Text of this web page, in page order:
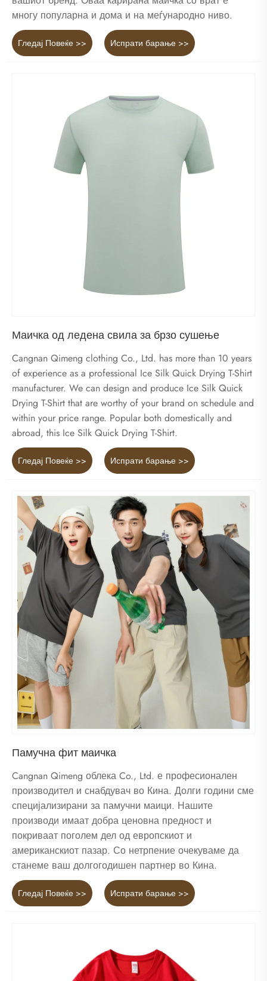
многу популарна и дома и на меѓународно ниво.
Гледај Повеќе >> Испрати барање >>
Маичка од ледена свила за брзо сушење
Cangnan Qimeng clothing Co., Ltd. has more than 10 years
of experience as a professional Ice Silk Quick Drying T-Shirt
manufacturer. We can design and produce Ice Silk Quick
Drying T-Shirt that are worthy of your brand on schedule and
within your price range. Popular both domestically and
abroad, this Ice Silk Quick Drying T-Shirt.
Гледај Повеќе >> Испрати барање >>
Памучна фит маичка
Cangnan Qimeng облека Co., Ltd. е професионален
производител и снабдувач во Кина. Долги години сме
специјализирани за памучни маици. Нашите
производи имаат добра ценовна предност и
покриваат поголем дел од европскиот и
американскиот пазар. Со нетрпение очекуваме да
станеме ваш долгогодишен партнер во Кина.
Гледај Повеќе >> Испрати барање >>